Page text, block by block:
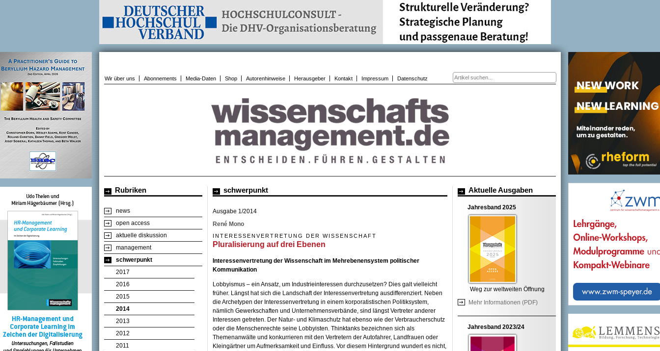
Wir über uns Abonnements Media-Daten Shop Autorenhinweise Herausgeber Kontakt Impressum Datenschutz Suchformular
Rubriken
news
open access
aktuelle diskussion
management
schwerpunkt
2017
2016
2015
2014
2013
2012
2011
Aktuelle Ausgaben
Jahresband 2025
Weg zur weltweiten Öffnung
Mehr Informationen (PDF)
Jahresband 2023/24
schwerpunkt
Ausgabe 1/2014
René Mono
INTERESSENVERTRETUNG DER WISSENSCHAFT
Pluralisierung auf drei Ebenen
Interessenvertretung der Wissenschaft im Mehrebenensystem politischer
Kommunikation
Lobbyismus – ein Ansatz, um Industrieinteressen durchzusetzen? Dies galt vielleicht
früher. Längst hat sich die Landschaft der Interessenvertretung ausdifferenziert. Neben
die Archetypen der Interessenvertretung in einem korporatistischen Politiksystem,
nämlich Gewerkschaften und Unternehmensverbände, sind längst Vertreter anderer
Interessen getreten. Der Natur- und Klimaschutz hat ebenso wie der Verbraucherschutz
oder die Menschenrechte seine Lobbyisten. Thinktanks bezeichnen sich als
Themenanwälte und konkurrieren mit den Vertretern der Autofahrer, Landfrauen oder
Kleingärtner um Aufmerksamkeit und Einfluss. Vor diesem Hintergrund wundert es nicht,